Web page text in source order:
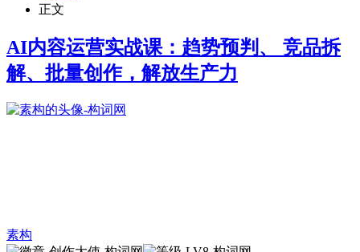
正文
AI内容运营实战课：趋势预判、 竞品拆
解、批量创作，解放生产力
素构